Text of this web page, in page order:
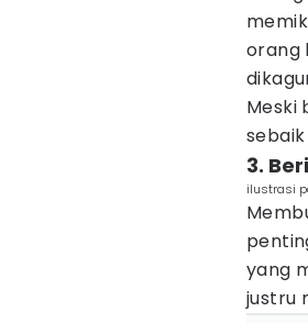
orang
Meski
3.
ilustrasi
yang
justru